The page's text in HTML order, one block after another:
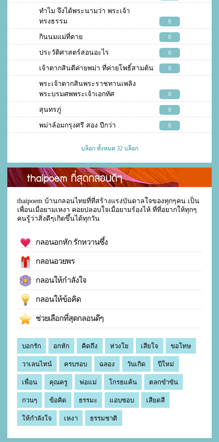
ทำไม จึงได้พระนามว่า พระเจ้า
ทรงธรรม
0
กินนมแม่ที่ตาย 0
ประวัติศาสตร์สอนอะไร 0
เจ้าตากสินตีค่ายพม่า ที่ค่ายโพธิ์สามต้น 0
พระเจ้าตากสินพระราชทานเพลิง
พระบรมศพพระเจ้าเอกทัศ
0
สุนทรภู่ 0
พม่าล้อมกรุงศรี สอง ปีกว่า 0
บล็อก ทั้งหมด 32 บล็อก
thaipoem ที่สุดกลอนดีๆ
thaipoem บ้านกลอนไทยที่ที่สร้างแรงบันดาลใจของทุกๆคน เป็น
เพื่อนเมื่อยามเหงา คอยปลอบใจเมื่อยามร้องไห้ ที่ที่อยากให้ทุกๆ
คนรู้ว่าสิ่งดีๆเกิดขึ้นได้ทุกวัน
กลอนอกหัก รักหวานซึ้ง
กลอนอวยพร
กลอนให้กำลังใจ
กลอนให้ข้อคิด
ช่วยเลือกที่สุดกลอนดีๆ
บอกรัก อกหัก คิดถึง ห่วงใย เสียใจ ขอโทษ
วาเลนไทน์ ครบรอบ ฉลอง วันเกิด ปีใหม่
เพื่อน คุณครู พ่อแม่ โกรธแค้น ตลกขำขัน
กวนๆ ข้อคิด ธรรมะ แอบชอบ เสียดสี
ให้กำลังใจ เหงา ธรรมชาติ